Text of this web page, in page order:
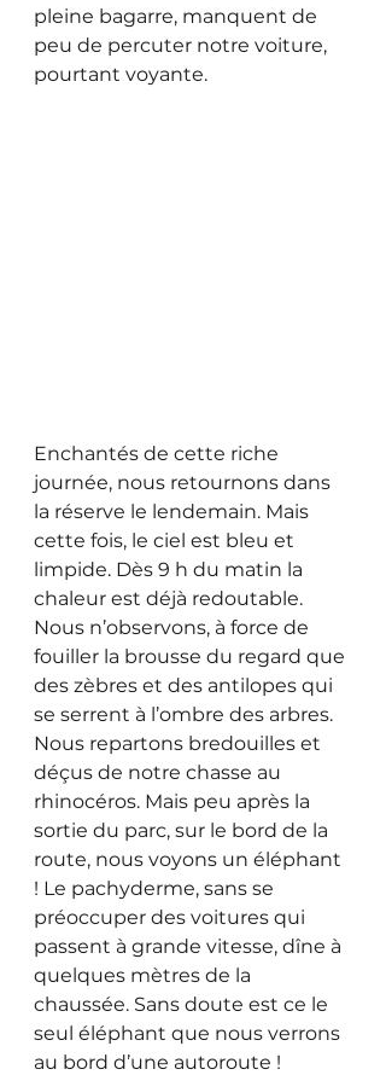
pleine bagarre, manquent de
peu de percuter notre voiture,
pourtant voyante.
Enchantés de cette riche
journée, nous retournons dans
la réserve le lendemain. Mais
cette fois, le ciel est bleu et
limpide. Dès 9 h du matin la
chaleur est déjà redoutable.
Nous n’observons, à force de
fouiller la brousse du regard que
des zèbres et des antilopes qui
se serrent à l’ombre des arbres.
Nous repartons bredouilles et
déçus de notre chasse au
rhinocéros. Mais peu après la
sortie du parc, sur le bord de la
route, nous voyons un éléphant
! Le pachyderme, sans se
préoccuper des voitures qui
passent à grande vitesse, dîne à
quelques mètres de la
chaussée. Sans doute est ce le
seul éléphant que nous verrons
au bord d’une autoroute !